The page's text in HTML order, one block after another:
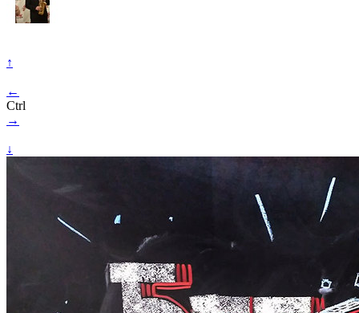
↑
←
Ctrl
→
↓